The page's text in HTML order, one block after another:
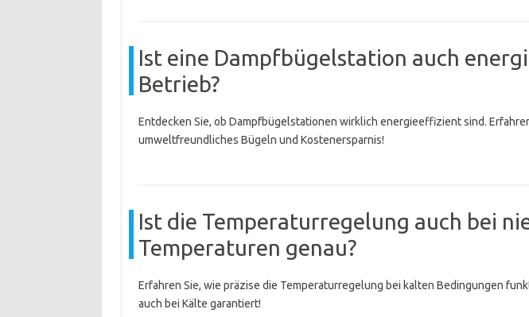
Ist eine Dampfbügelstation auch
Betrieb?
Entdecken Sie, ob Dampfbügelstationen wirklich energieeffizient sind.
umweltfreundliches Bügeln und Kostenersparnis!
Ist die Temperaturregelung auch bei
Temperaturen genau?
Erfahren Sie, wie präzise die Temperaturregelung bei kalten Bedingungen
auch bei Kälte garantiert!